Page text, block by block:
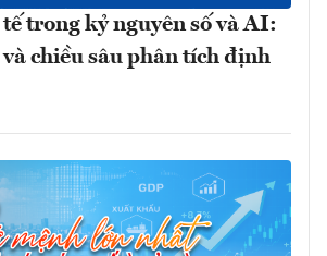
trong kỷ nguyên số và AI:
chiều sâu phân tích định